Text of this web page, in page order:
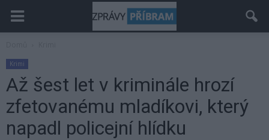
Krimi
Až šest let v kriminále hrozí
zfetovanému mladíkovi, který
napadl policejní hlídku